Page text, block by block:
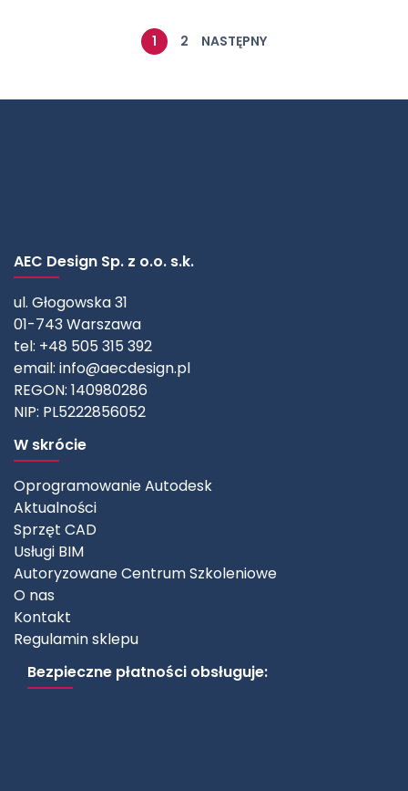
1 2 NASTĘPNY
AEC Design Sp. z o.o. s.k.
ul. Głogowska 31
01-743 Warszawa
tel: +48 505 315 392
email: info@aecdesign.pl
REGON: 140980286
NIP: PL5222856052
W skrócie
Oprogramowanie Autodesk
Aktualności
Sprzęt CAD
Usługi BIM
Autoryzowane Centrum Szkoleniowe
O nas
Kontakt
Regulamin sklepu
Bezpieczne płatności obsługuje: